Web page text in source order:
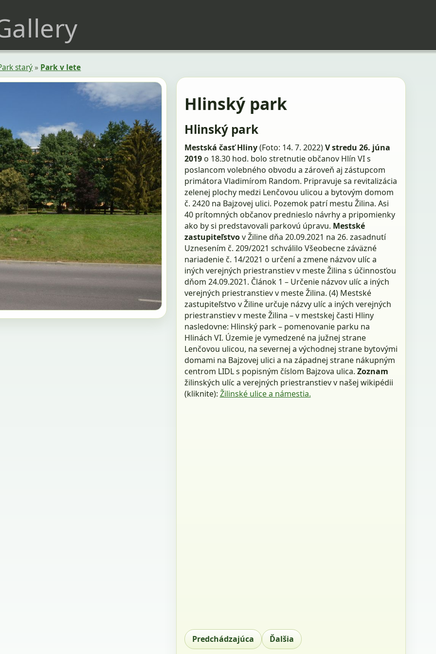
starý» Park v lete
Hlinský park
Hlinský park
Mestská časť Hliny(Foto: 14. 7. 2022)V stredu 26. júna
2019o 18.30 hod. bolo stretnutie občanov Hlín VI s
poslancom volebného obvodu a zároveň aj zástupcom
primátora Vladimírom Random. Pripravuje sa revitalizácia
zelenej plochy medzi Lenčovou ulicou a bytovým domom
č. 2420 na Bajzovej ulici. Pozemok patrí mestu Žilina. Asi
40 prítomných občanov prednieslo návrhy a pripomienky
ako by si predstavovali parkovú úpravu. Mestské
zastupiteľstvov Žiline dňa 20.09.2021 na 26. zasadnutí
Uznesením č. 209/2021 schválilo Všeobecne záväzné
nariadenie č. 14/2021 o určení a zmene názvov ulíc a
iných verejných priestranstiev v meste Žilina s účinnosťou
dňom 24.09.2021. Článok 1 – Určenie názvov ulíc a iných
verejných priestranstiev v meste Žilina. (4) Mestské
zastupiteľstvo v Žiline určuje názvy ulíc a iných verejných
priestranstiev v meste Žilina – v mestskej časti Hliny
nasledovne: Hlinský park – pomenovanie parku na
Hlinách VI. Územie je vymedzené na južnej strane
Lenčovou ulicou, na severnej a východnej strane bytovými
domami na Bajzovej ulici a na západnej strane nákupným
centrom LIDL s popisným číslom Bajzova ulica. Zoznam
žilinských ulíc a verejných priestranstiev v našej wikipédii
(kliknite): Žilinské ulice a námestia.
Predchádzajúca Ďalšia